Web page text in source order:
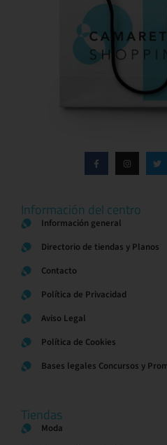
Información del centro
Información general
Directorio de tiendas y Planos
Contacto
Política de Privacidad
Aviso Legal
Política de Cookies
Bases legales Concursos y
Tiendas
Moda